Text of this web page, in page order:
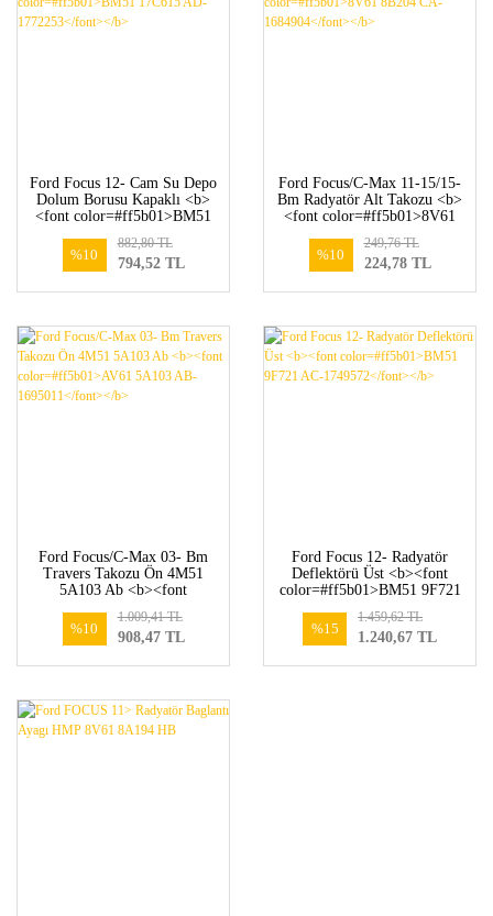
Ford Focus 12- Cam Su Depo
Dolum Borusu Kapaklı <b>
<font color=#ff5b01>BM51
</b>
%10
794,52 TL
882,80 TL
Ford Focus/C-Max 11-15/15-
Bm Radyatör Alt Takozu <b>
<font color=#ff5b01>8V61
</b>
%10
224,78 TL
249,76 TL
Ford Focus/C-Max 03- Bm
Travers Takozu Ön 4M51
5A103 Ab <b><font
AB-1695011</font></b>
%10
908,47 TL
1.009,41 TL
Ford Focus 12- Radyatör
Deflektörü Üst <b><font
color=#ff5b01>BM51 9F721
%15
1.240,67 TL
1.459,62 TL